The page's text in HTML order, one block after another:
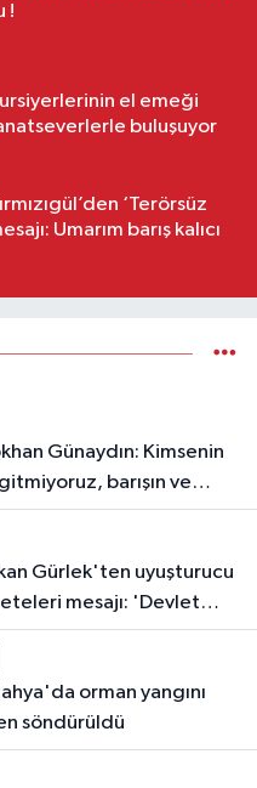
!
el emeği
buluşuyor
‘Terörsüz
Umarım barış kalıcı
barışın ve
peşindeyiz
mesajı: 'Devlet
söndürüldü